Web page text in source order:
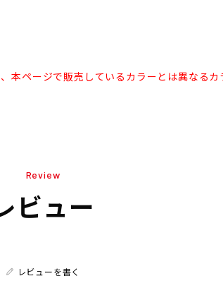
本ページで販売しているカラーとは異なる
Review
ビュー
レビューを書く